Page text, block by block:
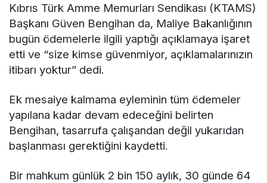
Kıbrıs Türk Amme Memurları Sendikası (KTAMS)
Başkanı Güven Bengihan da, Maliye Bakanlığının
bugün ödemelerle ilgili yaptığı açıklamaya işaret
etti ve “size kimse güvenmiyor, açıklamalarınızın
itibarı yoktur” dedi.
Ek mesaiye kalmama eyleminin tüm ödemeler
yapılana kadar devam edeceğini belirten
Bengihan, tasarrufa çalışandan değil yukarıdan
başlanması gerektiğini kaydetti.
Bir mahkum günlük 2 bin 150 aylık, 30 günde 64